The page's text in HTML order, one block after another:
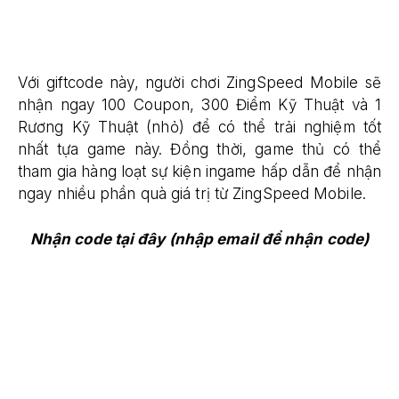
Với giftcode này, người chơi ZingSpeed Mobile sẽ
nhận ngay 100 Coupon, 300 Điểm Kỹ Thuật và 1
Rương Kỹ Thuật (nhỏ) để có thể trải nghiệm tốt
nhất tựa game này. Đồng thời, game thủ có thể
tham gia hàng loạt sự kiện ingame hấp dẫn để nhận
ngay nhiều phần quà giá trị từ ZingSpeed Mobile.
Nhận code tại đây (nhập email để nhận code)